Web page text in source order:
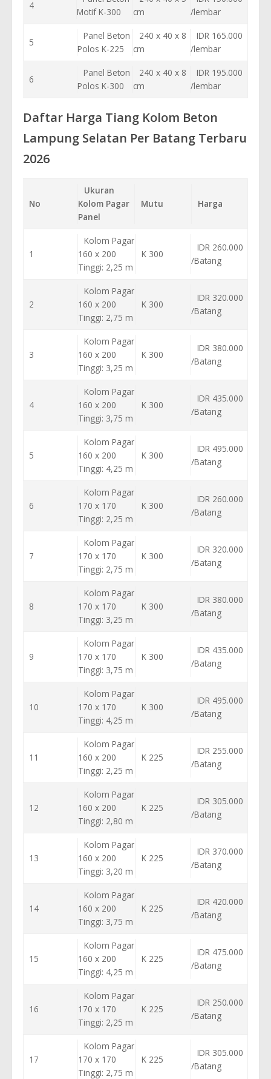
4
Motif K-300
cm
/lembar
5
Panel Beton
Polos K-225
240 x 40 x 8
cm
IDR 165.000
/lembar
6
Panel Beton
Polos K-300
240 x 40 x 8
cm
IDR 195.000
/lembar
Daftar Harga Tiang Kolom Beton
Lampung Selatan Per Batang Terbaru
2026
No
Ukuran
Kolom Pagar
Panel
Mutu Harga
1
Kolom Pagar
160 x 200
Tinggi: 2,25 m
K 300
IDR 260.000
/Batang
2
Kolom Pagar
160 x 200
Tinggi: 2,75 m
K 300
IDR 320.000
/Batang
3
Kolom Pagar
160 x 200
Tinggi: 3,25 m
K 300
IDR 380.000
/Batang
4
Kolom Pagar
160 x 200
Tinggi: 3,75 m
K 300
IDR 435.000
/Batang
5
Kolom Pagar
160 x 200
Tinggi: 4,25 m
K 300
IDR 495.000
/Batang
6
Kolom Pagar
170 x 170
Tinggi: 2,25 m
K 300
IDR 260.000
/Batang
7
Kolom Pagar
170 x 170
Tinggi: 2,75 m
K 300
IDR 320.000
/Batang
8
Kolom Pagar
170 x 170
Tinggi: 3,25 m
K 300
IDR 380.000
/Batang
9
Kolom Pagar
170 x 170
Tinggi: 3,75 m
K 300
IDR 435.000
/Batang
10
Kolom Pagar
170 x 170
Tinggi: 4,25 m
K 300
IDR 495.000
/Batang
11
Kolom Pagar
160 x 200
Tinggi: 2,25 m
K 225
IDR 255.000
/Batang
12
Kolom Pagar
160 x 200
Tinggi: 2,80 m
K 225
IDR 305.000
/Batang
13
Kolom Pagar
160 x 200
Tinggi: 3,20 m
K 225
IDR 370.000
/Batang
14
Kolom Pagar
160 x 200
Tinggi: 3,75 m
K 225
IDR 420.000
/Batang
15
Kolom Pagar
160 x 200
Tinggi: 4,25 m
K 225
IDR 475.000
/Batang
16
Kolom Pagar
170 x 170
Tinggi: 2,25 m
K 225
IDR 250.000
/Batang
17
Kolom Pagar
170 x 170
Tinggi: 2,75 m
K 225
IDR 305.000
/Batang